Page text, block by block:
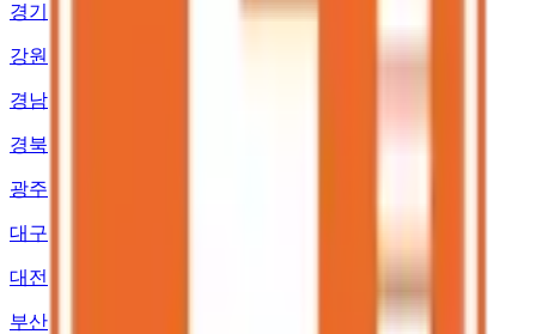
경기
강원
경남
경북
광주
대구
대전
부산